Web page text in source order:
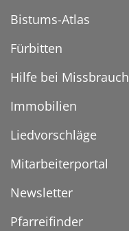
Bistums-Atlas
Fürbitten
Hilfe bei Missbrauch
Immobilien
Liedvorschläge
Mitarbeiterportal
Newsletter
Pfarreifinder